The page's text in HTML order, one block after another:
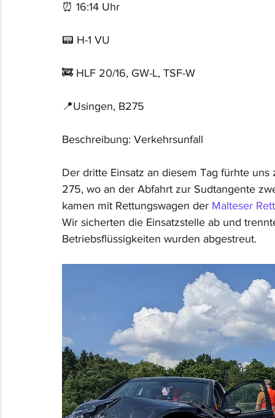
⏰ 16:14 Uhr
📟 H-1 VU
🚒 HLF 20/16, GW-L, TSF-W
📍Usingen, B275
Beschreibung: Verkehrsunfall
Der dritte Einsatz an diesem Tag fürhte
275, wo an der Abfahrt zur Sudtangente
kamen mit Rettungswagen der Malteser
Wir sicherten die Einsatzstelle ab und
Betriebsflüssigkeiten wurden abgestreut.